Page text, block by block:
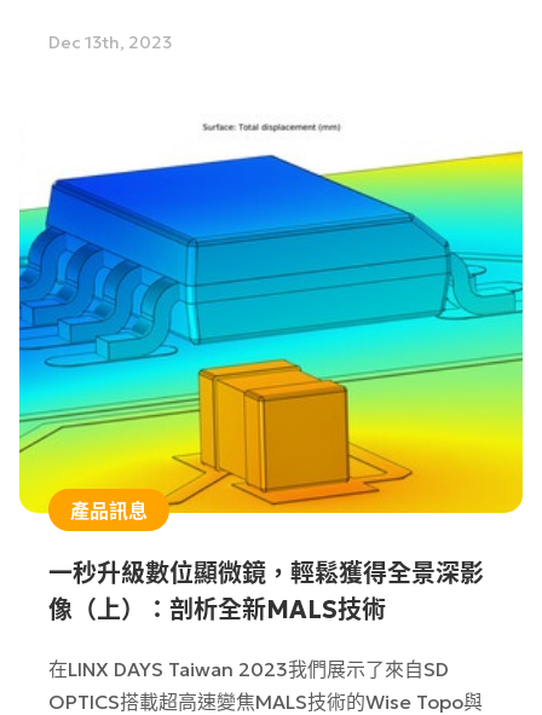
此進展最為緩慢。由Navitec Systems推出的無人車
Dec 13th, 2023
產品訊息
一秒升級數位顯微鏡，輕鬆獲得全景深影
像（上）：剖析全新MALS技術
在LINX DAYS Taiwan 2023我們展示了來自SD
OPTICS搭載超高速變焦MALS技術的Wise Topo與